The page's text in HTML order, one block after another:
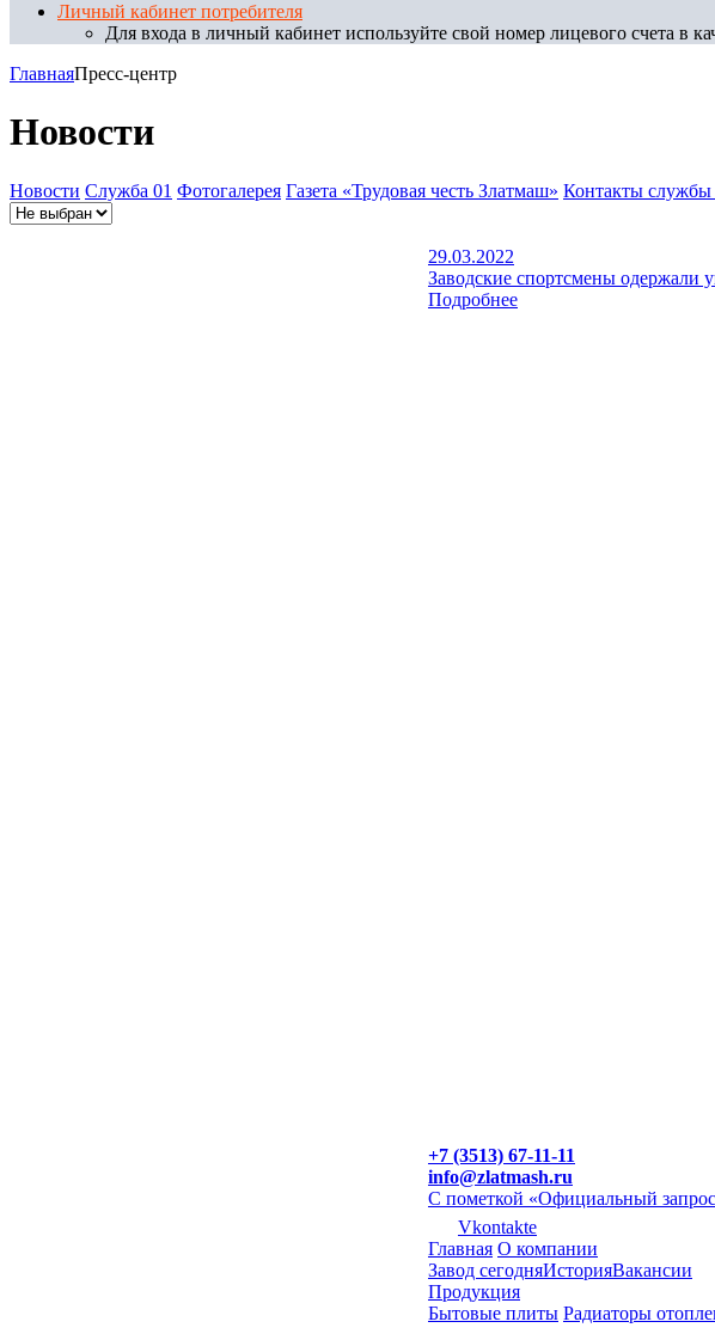
Личный кабинет потребителя
Для входа в личный кабинет используйте свой номер лицевого счета в
ГлавнаяПресс-центр
Новости
Новости Служба 01 Фотогалерея Газета «Трудовая честь Златмаш» Контакты службы
29.03.2022
Заводские спортсмены одержали
Подробнее
+7 (3513) 67-11-11
info@zlatmash.ru
С пометкой «Официальный
Vkontakte
Главная О компании
Завод сегодняИсторияВакансии
Продукция
Бытовые плиты Радиаторы